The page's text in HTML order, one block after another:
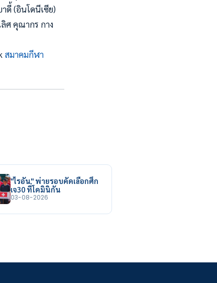
ดี้ (อินโดนีเซีย)
ศ คุณากร กาง
สมาคมกีฬา
"ไรอัน" พ่ายรอบคัดเลือกศึก
เจ30 ที่โดมินิกัน
03-08-2026